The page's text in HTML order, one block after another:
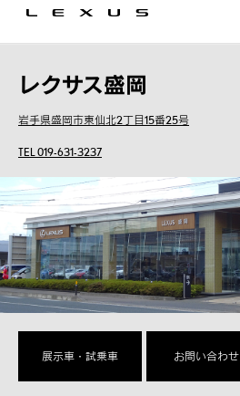
レクサス盛岡
岩手県盛岡市東仙北2丁目15番25号
TEL 019-631-3237
展示車・試乗車 お問い合わせ